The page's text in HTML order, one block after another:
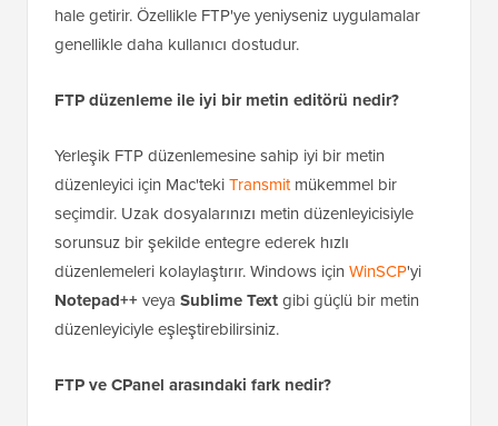
hale getirir. Özellikle FTP'ye yeniyseniz uygulamalar
genellikle daha kullanıcı dostudur.
FTP düzenleme ile iyi bir metin editörü nedir?
Yerleşik FTP düzenlemesine sahip iyi bir metin
düzenleyici için Mac'tekiTransmitmükemmel bir
seçimdir. Uzak dosyalarınızı metin düzenleyicisiyle
sorunsuz bir şekilde entegre ederek hızlı
düzenlemeleri kolaylaştırır. Windows için WinSCP'yi
Notepad++ veya Sublime Textgibi güçlü bir metin
düzenleyiciyle eşleştirebilirsiniz.
FTP ve CPanel arasındaki fark nedir?